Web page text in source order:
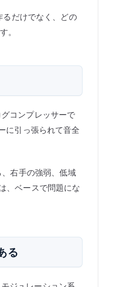
だけでなく、どの
。
コンプレッサーで
に引っ張られて音全
右手の強弱、低域
、ベースで問題にな
る